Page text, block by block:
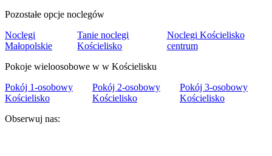
Pozostałe opcje noclegów
Noclegi
Małopolskie
Tanie noclegi
Kościelisko
Noclegi Kościelisko
centrum
Pokoje wieloosobowe w w Kościelisku
Pokój 1-osobowy
Kościelisko
Pokój 2-osobowy
Kościelisko
Pokój 3-osobowy
Kościelisko
Obserwuj nas: